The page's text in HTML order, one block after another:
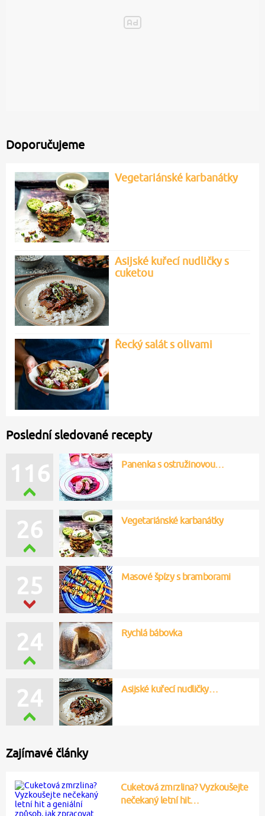
Doporučujeme
Vegetariánské karbanátky
Asijské kuřecí nudličky s
cuketou
Řecký salát s olivami
Poslední sledované recepty
118 Panenka s ostružinovou…
26 Masové špízy s bramborami
28 Vegetariánské karbanátky
24 Rychlá bábovka
22 Asijské kuřecí nudličky…
Zajímavé články
Cuketová zmrzlina? Vyzkoušejte
nečekaný letní hit…